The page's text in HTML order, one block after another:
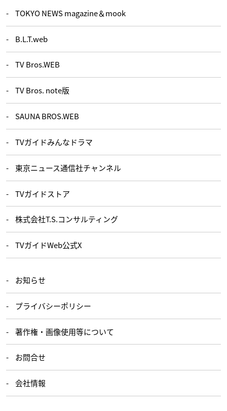
TOKYO NEWS magazine＆mook
B.L.T.web
TV Bros.WEB
TV Bros. note版
SAUNA BROS.WEB
TVガイドみんなドラマ
東京ニュース通信社チャンネル
TVガイドストア
株式会社T.S.コンサルティング
TVガイドWeb公式X
お知らせ
プライバシーポリシー
著作権・画像使用等について
お問合せ
会社情報